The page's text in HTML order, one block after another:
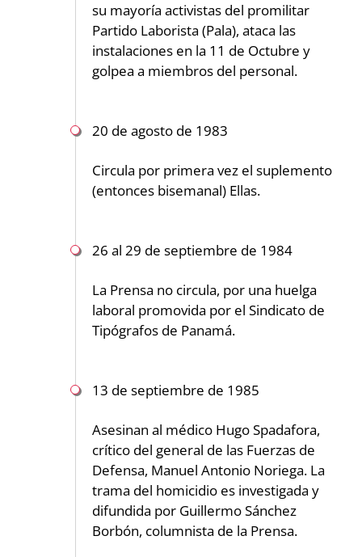
su mayoría activistas del promilitar
Partido Laborista (Pala), ataca las
instalaciones en la 11 de Octubre y
golpea a miembros del personal.
20 de agosto de 1983
Circula por primera vez el suplemento
(entonces bisemanal) Ellas.
26 al 29 de septiembre de 1984
La Prensa no circula, por una huelga
laboral promovida por el Sindicato de
Tipógrafos de Panamá.
13 de septiembre de 1985
Asesinan al médico Hugo Spadafora,
crítico del general de las Fuerzas de
Defensa, Manuel Antonio Noriega. La
trama del homicidio es investigada y
difundida por Guillermo Sánchez
Borbón, columnista de la Prensa.